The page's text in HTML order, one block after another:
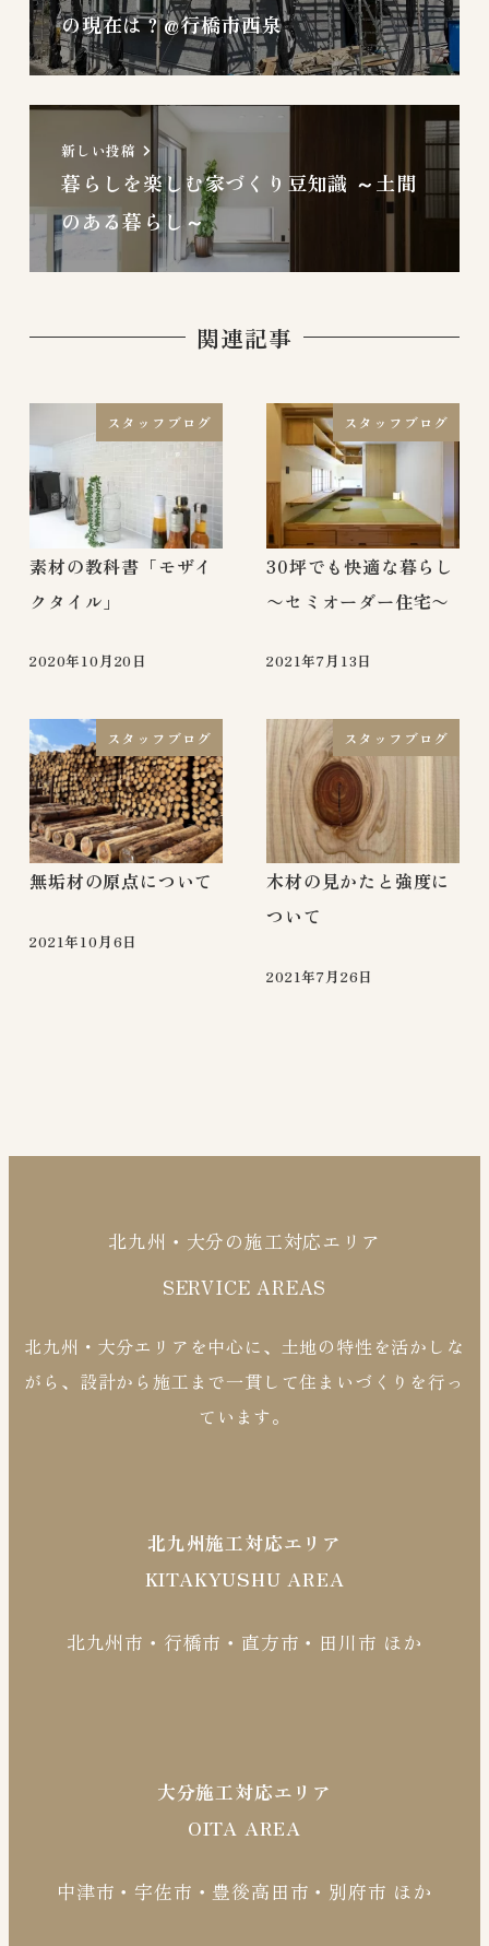
の現在は？@行橋市西泉
新しい投稿
暮らしを楽しむ家づくり豆知識 ～土間
のある暮らし～
関連記事
スタッフブログ
素材の教科書「モザイ
クタイル」
2020年10月20日
スタッフブログ
30坪でも快適な暮らし
〜セミオーダー住宅〜
2021年7月13日
スタッフブログ
無垢材の原点について
2021年10月6日
スタッフブログ
木材の見かたと強度に
ついて
2021年7月26日
北九州・大分の施工対応エリア
SERVICE AREAS
北九州・大分エリアを中心に、土地の特性を活かしな
がら、設計から施工まで一貫して住まいづくりを行っ
ています。
北九州施工対応エリア
KITAKYUSHU AREA
北九州市・行橋市・直方市・田川市 ほか
大分施工対応エリア
OITA AREA
中津市・宇佐市・豊後高田市・別府市 ほか